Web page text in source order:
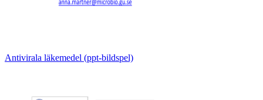
Antivirala läkemedel (ppt-bildspel)